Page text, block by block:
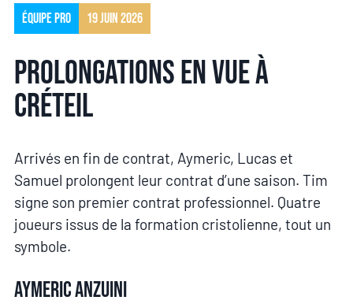
Équipe pro 19 juin 2026
Prolongations en vue à
Créteil
Arrivés en fin de contrat, Aymeric, Lucas et
Samuel prolongent leur contrat d’une saison. Tim
signe son premier contrat professionnel. Quatre
joueurs issus de la formation cristolienne, tout un
symbole.
Aymeric Anzuini